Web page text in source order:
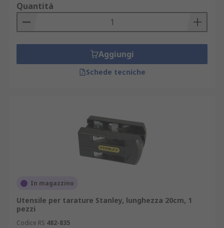
Quantità
Aggiungi
Schede tecniche
In magazzino
Utensile per tarature Stanley, lunghezza 20cm, 1
pezzi
Codice RS 482-835